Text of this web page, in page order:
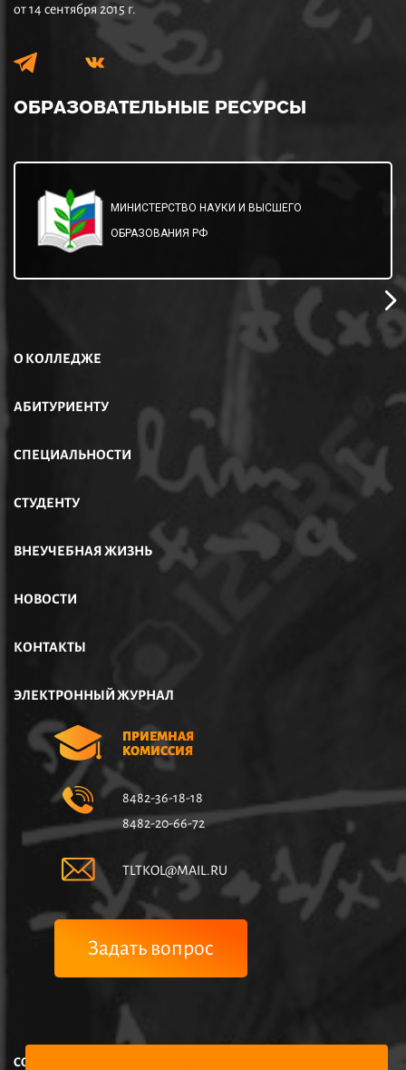
от 14 сентября 2015 г.
ОБРАЗОВАТЕЛЬНЫЕ РЕСУРСЫ
МИНИСТЕРСТВО НАУКИ И ВЫСШЕГО
ОБРАЗОВАНИЯ РФ
О КОЛЛЕДЖЕ
АБИТУРИЕНТУ
СПЕЦИАЛЬНОСТИ
СТУДЕНТУ
ВНЕУЧЕБНАЯ ЖИЗНЬ
НОВОСТИ
КОНТАКТЫ
ЭЛЕКТРОННЫЙ ЖУРНАЛ
ПРИЕМНАЯ
КОМИССИЯ
8482-36-18-18
8482-20-66-72
TLTKOL@MAIL.RU
Задать вопрос
COPYRIGHT © НЧУПО КОЛЛЕДЖ УПРАВЛЕНИЯ И ЭКОНОМИКИ,